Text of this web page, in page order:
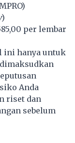
MPRO)
)
per lembar
ini hanya untuk
Anda
riset dan
sebelum